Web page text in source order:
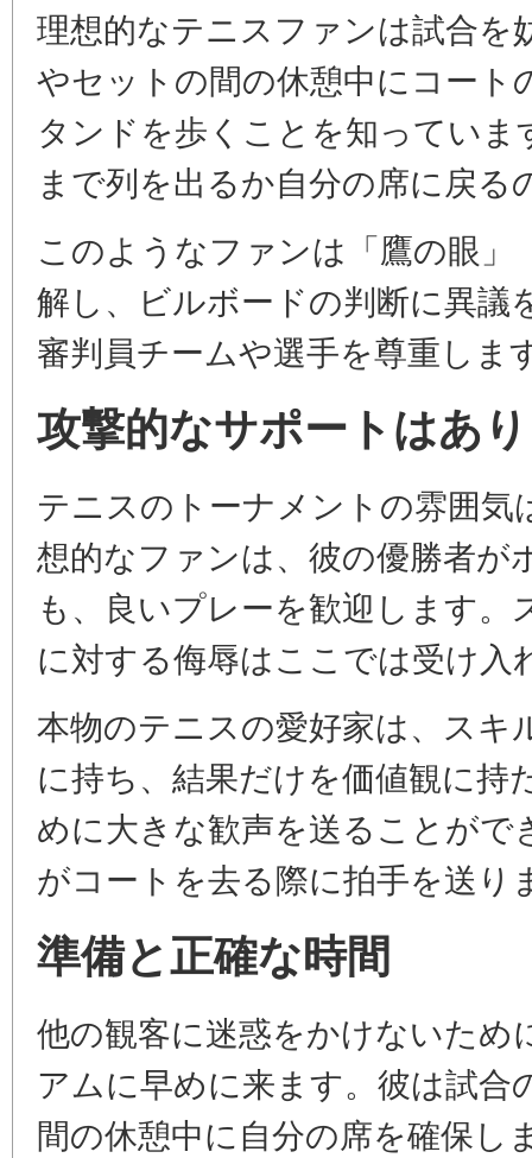
理想的なテニスファンは試合を
やセットの間の休憩中にコート
タンドを歩くことを知ってい
まで列を出るか自分の席に戻る
このようなファンは「鷹の眼
解し、ビルボードの判断に異議
審判員チームや選手を尊重しま
攻撃的なサポートはあ
テニスのトーナメントの雰囲
想的なファンは、彼の優勝者が
も、良いプレーを歓迎します
に対する侮辱はここでは受け入
本物のテニスの愛好家は、スキ
に持ち、結果だけを価値観に持
めに大きな歓声を送ることが
がコートを去る際に拍手を送り
準備と正確な時間
他の観客に迷惑をかけないため
アムに早めに来ます。彼は試
間の休憩中に自分の席を確保し